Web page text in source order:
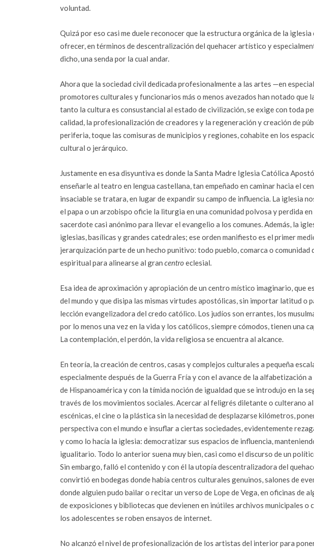
voluntad.
Quizá por eso casi me duele reconocer que la estructura orgánica de la iglesia
ofrecer, en términos de descentralización del quehacer artístico y
dicho, una senda por la cual andar.
Ahora que la sociedad civil dedicada profesionalmente a las artes —en
promotores culturales y funcionarios más o menos avezados han notado que
tanto la cultura es consustancial al estado de civilización, se exige con toda
calidad, la profesionalización de creadores y la regeneración y creación de
periferia, toque las comisuras de municipios y regiones, cohabite en los
cultural o jerárquico.
Justamente en esa disyuntiva es donde la Santa Madre Iglesia Católica
enseñarle al teatro en lengua castellana, tan empeñado en caminar hacia el
insaciable se tratara, en lugar de expandir su campo de influencia. La iglesia
el papa o un arzobispo oficie la liturgia en una comunidad polvosa y perdida
sacerdote casi anónimo para llevar el evangelio a los comunes. Además, la
iglesias, basílicas y grandes catedrales; ese orden manifiesto es el primer
jerarquización parte de un hecho punitivo: todo pueblo, comarca o comunidad
espiritual para alinearse al gran centro eclesial.
Esa idea de aproximación y apropiación de un centro místico imaginario, que
del mundo y que disipa las mismas virtudes apostólicas, sin importar latitud o
lección evangelizadora del credo católico. Los judíos son errantes, los
por lo menos una vez en la vida y los católicos, siempre cómodos, tienen una
La contemplación, el perdón, la vida religiosa se encuentra al alcance.
En teoría, la creación de centros, casas y complejos culturales a pequeña
especialmente después de la Guerra Fría y con el avance de la alfabetización
de Hispanoamérica y con la tímida noción de igualdad que se introdujo en la
través de los movimientos sociales. Acercar al feligrés diletante o culterano
escénicas, el cine o la plástica sin la necesidad de desplazarse kilómetros,
perspectiva con el mundo e insuflar a ciertas sociedades, evidentemente
y como lo hacía la iglesia: democratizar sus espacios de influencia,
igualitario. Todo lo anterior suena muy bien, casi como el discurso de un
Sin embargo, falló el contenido y con él la utopía descentralizadora del
convirtió en bodegas donde había centros culturales genuinos, salones de
donde alguien pudo bailar o recitar un verso de Lope de Vega, en oficinas de
de exposiciones y bibliotecas que devienen en inútiles archivos municipales o
los adolescentes se roben ensayos de internet.
No alcanzó el nivel de profesionalización de los artistas del interior para